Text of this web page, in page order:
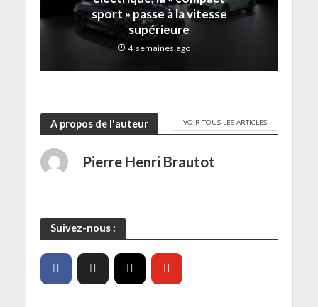
sport » passe à la vitesse
supérieure
4 semaines ago
A propos de l'auteur VOIR TOUS LES ARTICLES
Pierre Henri Brautot
Suivez-nous :